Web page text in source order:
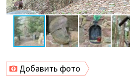
Добавить фото